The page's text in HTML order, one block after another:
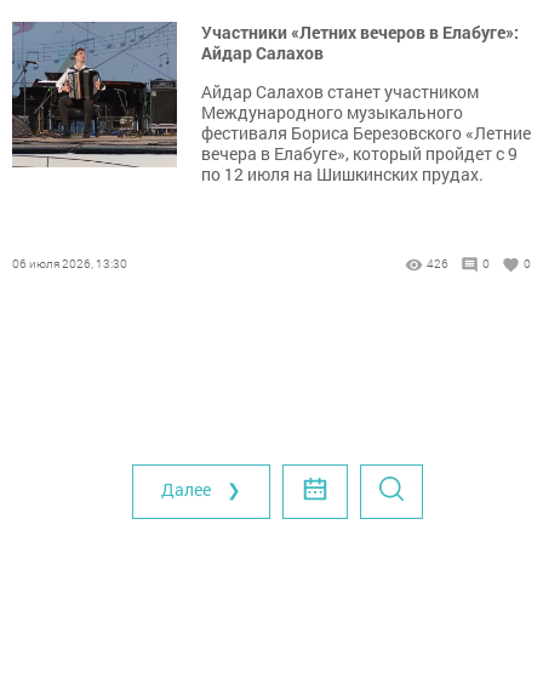
Участники «Летних вечеров в Елабуге»:
Айдар Салахов
Айдар Салахов станет участником
Международного музыкального
фестиваля Бориса Березовского «Летние
вечера в Елабуге», который пройдет с 9
по 12 июля на Шишкинских прудах.
06 июля 2026, 13:30 426 0 0
Далее ❯